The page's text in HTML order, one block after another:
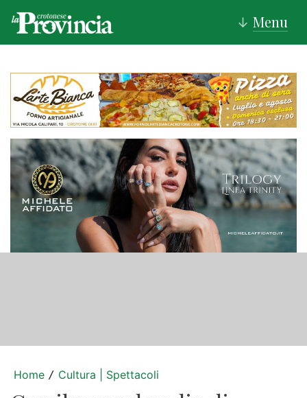
↓ Menu
Home / Cultura | Spettacoli